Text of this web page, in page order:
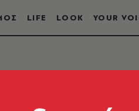
LIFE LOOK YOUR